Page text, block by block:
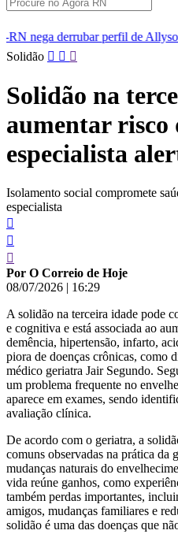
de Allyson e mantém cobertura
Pular
conteúdo
Solidão
Solidão na
aumentar risco
especialista
Isolamento social compromete
especialista
Por O Correio de Hoje
08/07/2026 | 16:29
A solidão na terceira idade pode
e cognitiva e está associada ao
demência, hipertensão, infarto,
piora de doenças crônicas, como
médico geriatra Jair Segundo.
um problema frequente no
aparece em exames, sendo
avaliação clínica.
De acordo com o geriatra, a
comuns observadas na prática da
mudanças naturais do
vida reúne ganhos, como
também perdas importantes,
amigos, mudanças familiares e
solidão é uma das doenças que